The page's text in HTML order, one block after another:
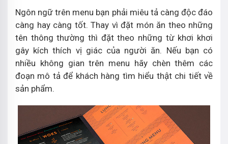
Ngôn ngữ trên menu bạn phải miêu tả càng độc đáo
càng hay càng tốt. Thay vì đặt món ăn theo những
tên thông thường thì đặt theo những từ khơi khơi
gây kích thích vị giác của người ăn. Nếu bạn có
nhiều không gian trên menu hãy chèn thêm các
đoạn mô tả để khách hàng tìm hiểu thật chi tiết về
sản phẩm.